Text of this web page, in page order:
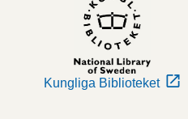
Kungliga Biblioteket